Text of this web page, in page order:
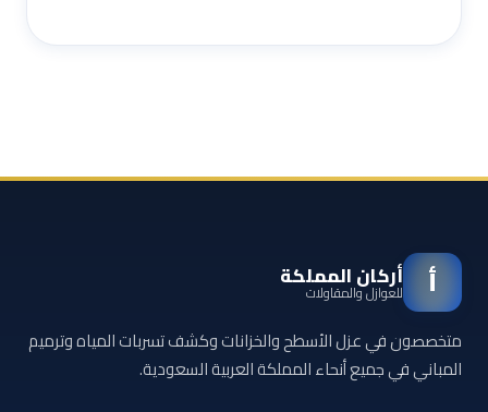
أ أركان المملكة
للعوازل والمقاولات
متخصصون في عزل الأسطح والخزانات وكشف تسربات المياه وترميم
المباني في جميع أنحاء المملكة العربية السعودية.